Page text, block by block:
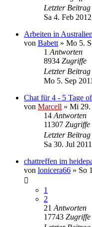
Letzter Beitrag
Sa 4. Feb
Arbeiten in
von Babett » Mo 5.
1 Antworten
8934 Zugriffe
Letzter Beitrag
Mo 5. Sep
Chat für 4 - 5 Tage
von Marcell » Mi 29.
14 Antworten
11307 Zugriffe
Letzter Beitrag
Sa 30. Jul
chattreffen im
von lonicera66 » So
1
2
21 Antworten
17743 Zugriffe